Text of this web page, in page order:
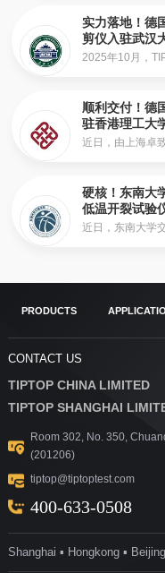
实力落地！德
剪仪入驻武汉
2025年10月，
顺利交付！德
驻香港理工大
近日，由上海卓
硬核！东南大
低温开裂试验
近日，东南大学
PRODUCTS
CONTACT US
TIPTOP CHINA LIMITED
TIPTOP SHANGHAI
Room 302, No. 350,
(201206)
tiptop@tiptoptest.com
400-633-0508
Shanghai ▪ Hongkong ▪